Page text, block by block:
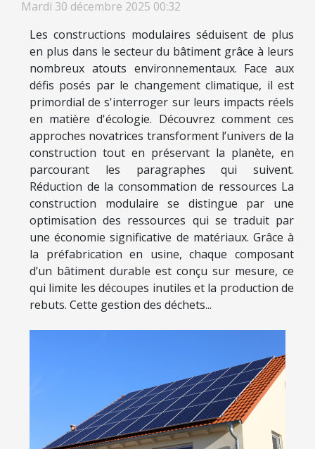
Mardi 30 décembre 2025 00:32
Les constructions modulaires séduisent de plus
en plus dans le secteur du bâtiment grâce à leurs
nombreux atouts environnementaux. Face aux
défis posés par le changement climatique, il est
primordial de s'interroger sur leurs impacts réels
en matière d'écologie. Découvrez comment ces
approches novatrices transforment l’univers de la
construction tout en préservant la planète, en
parcourant les paragraphes qui suivent.
Réduction de la consommation de ressources La
construction modulaire se distingue par une
optimisation des ressources qui se traduit par
une économie significative de matériaux. Grâce à
la préfabrication en usine, chaque composant
d’un bâtiment durable est conçu sur mesure, ce
qui limite les découpes inutiles et la production de
rebuts. Cette gestion des déchets...